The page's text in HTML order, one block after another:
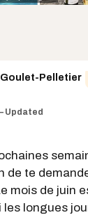
Pelletier
Updated
de te
mois de juin
les longues